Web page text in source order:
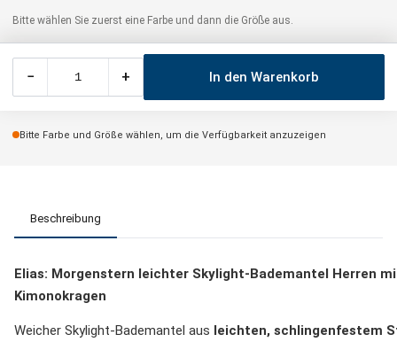
Bitte wählen Sie zuerst eine Farbe und dann die Größe aus.
− + In den Warenkorb
Bitte Farbe und Größe wählen, um die Verfügbarkeit anzuzeigen
Beschreibung
Elias: Morgenstern leichter Skylight-Bademantel Herren
Kimonokragen
Weicher Skylight-Bademantel aus leichten, schlingenfestem